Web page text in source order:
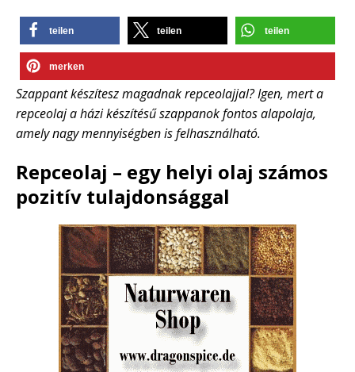
teilen teilen teilen
merken
Szappant készítesz magadnak repceolajjal? Igen, mert a
repceolaj a házi készítésű szappanok fontos alapolaja,
amely nagy mennyiségben is felhasználható.
Repceolaj – egy helyi olaj számos
pozitív tulajdonsággal